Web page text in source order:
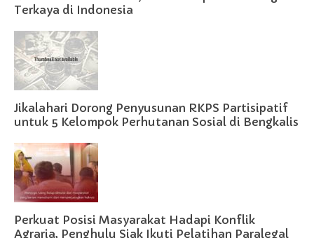
Terkaya di Indonesia
Jikalahari Dorong Penyusunan RKPS Partisipatif
untuk 5 Kelompok Perhutanan Sosial di Bengkalis
Perkuat Posisi Masyarakat Hadapi Konflik
Agraria, Penghulu Siak Ikuti Pelatihan Paralegal